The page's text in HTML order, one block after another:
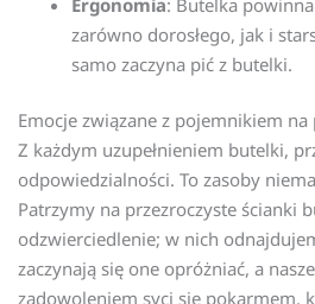
zarówno dorosłego, jak i
samo zaczyna pić z butelki.
Emocje związane z pojemnikiem na
Z każdym uzupełnieniem butelki,
odpowiedzialności. To zasoby
Patrzymy na przezroczyste ścianki
odzwierciedlenie; w nich
zaczynają się one opróżniać, a
zadowoleniem syci się pokarmem,